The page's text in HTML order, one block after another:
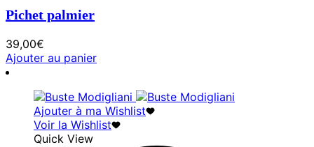
Pichet palmier
39,00€
Ajouter au panier
Ajouter à ma Wishlist
Voir la Wishlist
Quick View